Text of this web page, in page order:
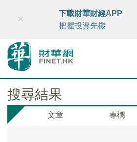
財華智庫網 FINTV FINMETA
×
下載財華財經APP
把握投資先機
搜尋結果
文章 專欄